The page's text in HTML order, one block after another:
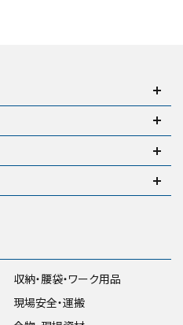
収納・腰袋・ワーク用品
現場安全・運搬